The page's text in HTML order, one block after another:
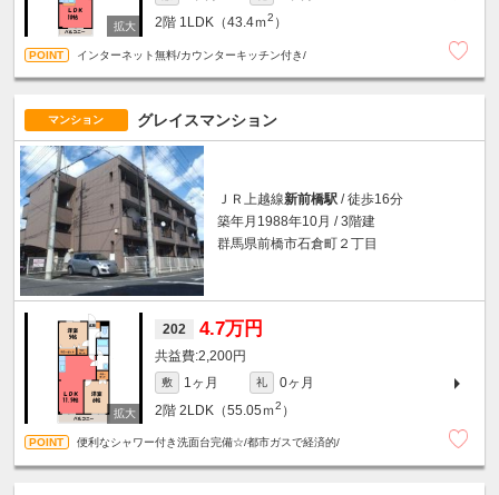
2階 1LDK（43.4ｍ2 ）
インターネット無料/カウンターキッチン付き/
マンション グレイスマンション
ＪＲ上越線新前橋駅 / 徒歩16分
築年月1988年10月 / 3階建
群馬県前橋市石倉町２丁目
202 4.7万円
2,200円
敷 1ヶ月 礼
0ヶ月
2階 2LDK（55.05ｍ2 ）
便利なシャワー付き洗面台完備☆/都市ガスで経済的/